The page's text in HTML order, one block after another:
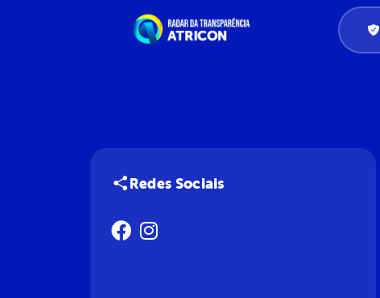
Redes Sociais